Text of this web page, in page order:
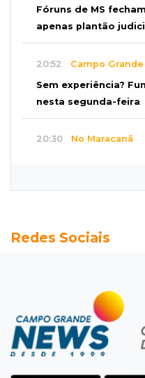
Fóruns de MS
apenas plantão
20:52 Campo Grande
Sem experiência?
nesta segunda-feira
20:30 No Maracanã
Seleções em MS têm
Jardim Itatiaia
Vigia é amarrado
dois caminhões em
Redes Sociais